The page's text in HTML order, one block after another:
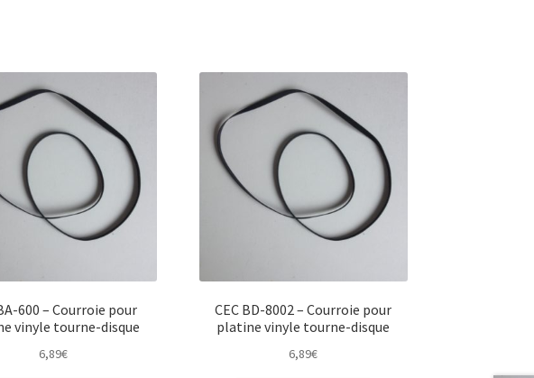
600 – Courroie pour
vinyle tourne-disque
6,89€
CEC BD-8002 – Courroie pour
platine vinyle tourne-disque
6,89€